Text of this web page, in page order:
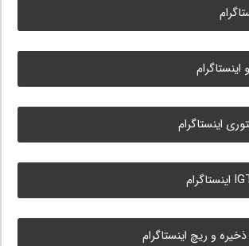
اینستاگرام
و ریچ اینستاگرام